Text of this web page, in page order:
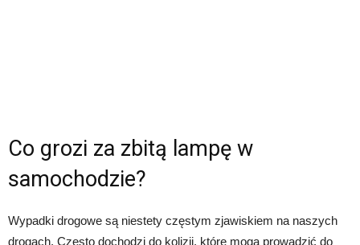
Co grozi za zbitą lampę w
samochodzie?
Wypadki drogowe są niestety częstym zjawiskiem na naszych
drogach. Często dochodzi do kolizji, które mogą prowadzić do